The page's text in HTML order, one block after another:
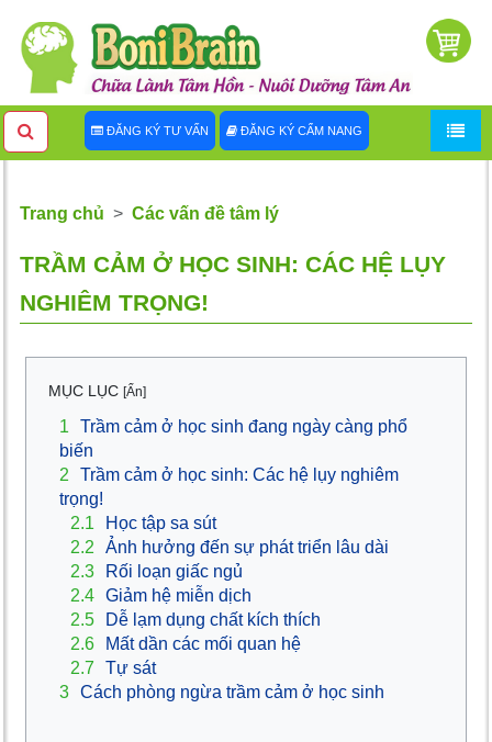
ĐĂNG KÝ TƯ VẤN ĐĂNG KÝ CẨM NANG
Trang chủ Các vấn đề tâm lý
TRẦM CẢM Ở HỌC SINH: CÁC HỆ LỤY
NGHIÊM TRỌNG!
MỤC LỤC [Ẩn]
1
Trầm cảm ở học sinh đang ngày càng phổ
biến
2
Trầm cảm ở học sinh: Các hệ lụy nghiêm
trọng!
2.1
Học tập sa sút
2.2
Ảnh hưởng đến sự phát triển lâu dài
2.3
Rối loạn giấc ngủ
2.4 Giảm hệ miễn dịch
2.5
Dễ lạm dụng chất kích thích
2.6
Mất dần các mối quan hệ
2.7
Tự sát
3 Cách phòng ngừa trầm cảm ở học sinh